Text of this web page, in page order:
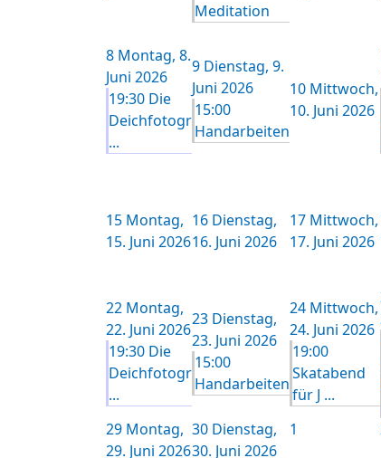
Meditation
8 Montag, 8.
Juni 2026
19:30 Die
Deichfotogr
...
9 Dienstag, 9.
Juni 2026
15:00
Handarbeiten
10 Mittwoch,
10. Juni 2026
15 Montag,
15. Juni 2026
16 Dienstag,
16. Juni 2026
17 Mittwoch,
17. Juni 2026
22 Montag,
22. Juni 2026
19:30 Die
Deichfotogr
...
23 Dienstag,
23. Juni 2026
15:00
Handarbeiten
24 Mittwoch,
24. Juni 2026
19:00
Skatabend
für J ...
29 Montag,
29. Juni 2026
30 Dienstag,
30. Juni 2026
1